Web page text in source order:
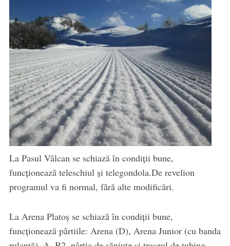
La Pasul Vâlcan se schiază în condiții bune,
funcționează teleschiul și telegondola.De revelion
programul va fi normal, fără alte modificări.
La Arena Platoș se schiază în condiții bune,
funcționează pârtiile: Arena (D), Arena Junior (cu banda